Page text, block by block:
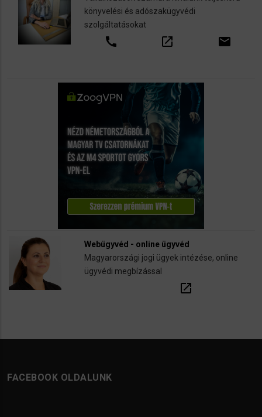
könyvelési és adószakügyvédi
szolgáltatásokat
call open_in_new email
Webügyvéd - online ügyvéd
Magyarországi jogi ügyek intézése, online
ügyvédi megbízással
open_in_new
FACEBOOK OLDALUNK